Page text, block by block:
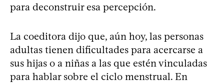
para deconstruir esa percepción.
La coeditora dijo que, aún hoy, las personas
adultas tienen dificultades para acercarse a
sus hijas o a niñas a las que estén vinculadas
para hablar sobre el ciclo menstrual. En